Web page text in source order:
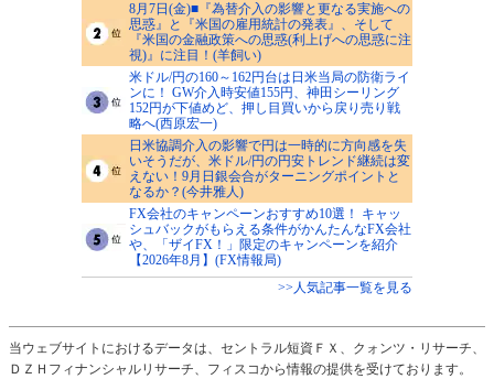
8月7日(金)■『為替介入の影響と更なる実施への
思惑』と『米国の雇用統計の発表』、そして
『米国の金融政策への思惑(利上げへの思惑に注
視)』に注目！(羊飼い)
米ドル/円の160～162円台は日米当局の防衛ライ
ンに！ GW介入時安値155円、神田シーリング
152円が下値めど、押し目買いから戻り売り戦
略へ(西原宏一)
日米協調介入の影響で円は一時的に方向感を失
いそうだが、米ドル/円の円安トレンド継続は変
えない！9月日銀会合がターニングポイントと
なるか？(今井雅人)
FX会社のキャンペーンおすすめ10選！ キャッ
シュバックがもらえる条件がかんたんなFX会社
や、「ザイFX！」限定のキャンペーンを紹介
【2026年8月】(FX情報局)
>>人気記事一覧を見る
当ウェブサイトにおけるデータは、セントラル短資ＦＸ、クォンツ・リサーチ、
ＤＺＨフィナンシャルリサーチ、フィスコから情報の提供を受けております。